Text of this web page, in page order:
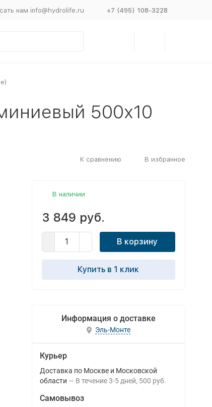
нам info@hydrolife.ru +7 (495) 108-3228
500х10
К сравнению В избранное
В наличии
3 849 руб.
В корзину
Купить в 1 клик
Информация о доставке
Эль-Монте
Курьер
Доставка по Москве и Московской
области
В течение 3-5 дней 500 руб.
Самовывоз